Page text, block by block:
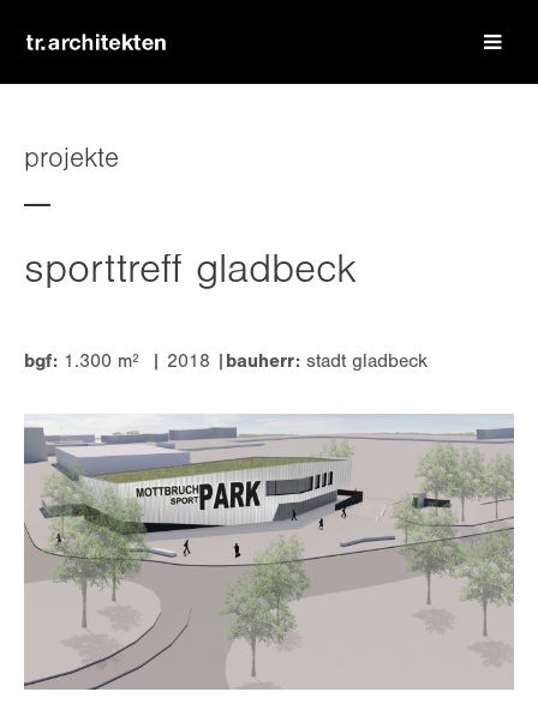
passwort
support
lorem ipsum dolor sit amet:
24h / 365days
projekte
sporttreff gladbeck
bgf: 1.300 m² | 2018 | bauherr: stadt gladbeck